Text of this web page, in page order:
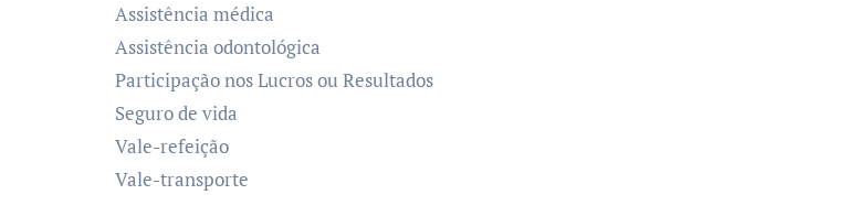
Assistência médica
Assistência odontológica
Participação nos Lucros ou Resultados
Seguro de vida
Vale-refeição
Vale-transporte